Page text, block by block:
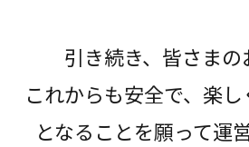
引き続き、皆さま
これからも安全で、楽
となることを願って運